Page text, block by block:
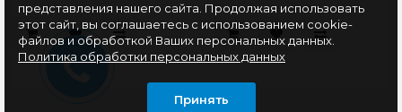
представления нашего сайта. Продолжая использовать
этот сайт, вы соглашаетесь с использованием cookie-
файлов и обработкой Ваших персональных данных.
Политика обработки персональных данных
Принять